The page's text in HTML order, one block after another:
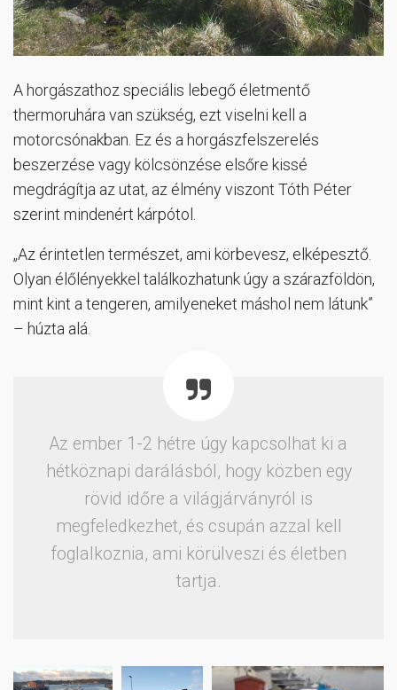
A horgászathoz speciális lebegő életmentő
thermoruhára van szükség, ezt viselni kell a
motorcsónakban. Ez és a horgászfelszerelés
beszerzése vagy kölcsönzése elsőre kissé
megdrágítja az utat, az élmény viszont Tóth Péter
szerint mindenért kárpótol.
„Az érintetlen természet, ami körbevesz, elképesztő.
Olyan élőlényekkel találkozhatunk úgy a szárazföldön,
mint kint a tengeren, amilyeneket máshol nem látunk”
– húzta alá.
Az ember 1-2 hétre úgy kapcsolhat ki a
hétköznapi darálásból, hogy közben egy
rövid időre a világjárványról is
megfeledkezhet, és csupán azzal kell
foglalkoznia, ami körülveszi és életben
tartja.